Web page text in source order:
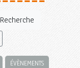
Recherche
ÉVÈNEMENTS